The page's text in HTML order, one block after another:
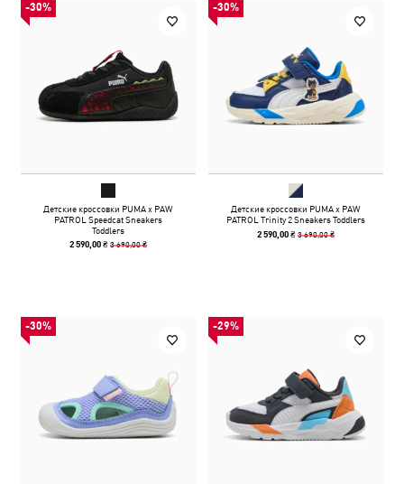
-30%
Детские кроссовки PUMA x PAW
PATROL Speedcat Sneakers
Toddlers
2 590,00 ₴3 690,00 ₴
-30%
Детские кроссовки PUMA x PAW
PATROL Trinity 2 Sneakers Toddlers
2 590,00 ₴3 690,00 ₴
-30% -29%